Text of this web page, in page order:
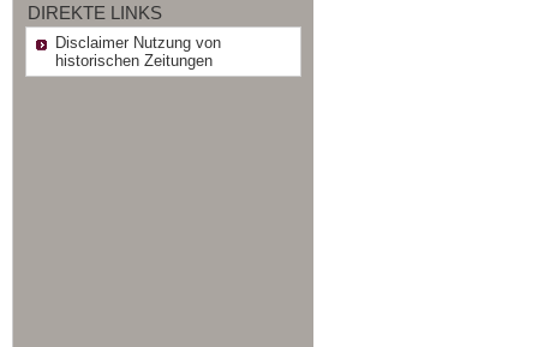
DIREKTE LINKS
Disclaimer Nutzung von
historischen Zeitungen